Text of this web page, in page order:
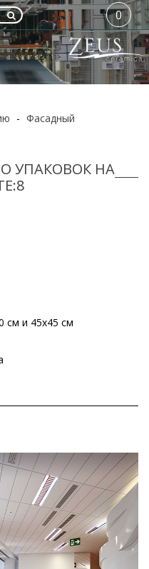
0
- Фасадный
УПАКОВОК НА
см и 45х45 см